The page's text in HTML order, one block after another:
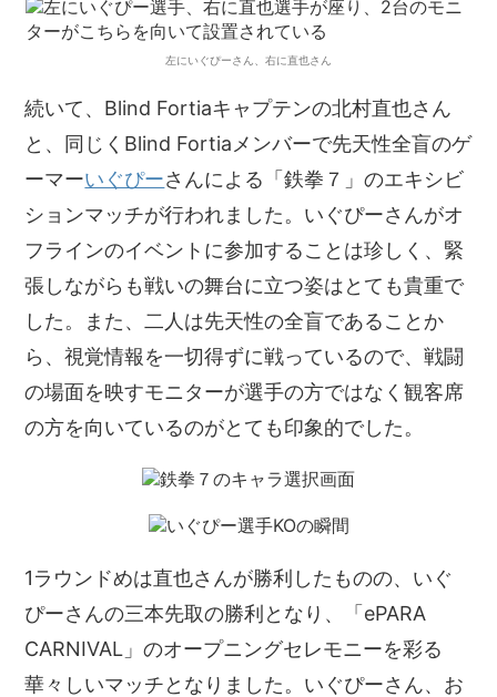
左にいぐぴーさん、右に直也さん
続いて、Blind Fortiaキャプテンの北村直也さん
と、同じくBlind Fortiaメンバーで先天性全盲のゲ
ーマーいぐぴーさんによる「鉄拳７」のエキシビ
ションマッチが行われました。いぐぴーさんがオ
フラインのイベントに参加することは珍しく、緊
張しながらも戦いの舞台に立つ姿はとても貴重で
した。また、二人は先天性の全盲であることか
ら、視覚情報を一切得ずに戦っているので、戦闘
の場面を映すモニターが選手の方ではなく観客席
の方を向いているのがとても印象的でした。
1ラウンドめは直也さんが勝利したものの、いぐ
ぴーさんの三本先取の勝利となり、「ePARA
CARNIVAL」のオープニングセレモニーを彩る
華々しいマッチとなりました。いぐぴーさん、お